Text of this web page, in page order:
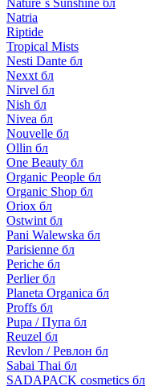
Nature`s Sunshine бл
Natria
Riptide
Tropical Mists
Nesti Dante бл
Nexxt бл
Nirvel бл
Nish бл
Nivea бл
Nouvelle бл
Ollin бл
One Beauty бл
Organic People бл
Organic Shop бл
Oriox бл
Ostwint бл
Pani Walewska бл
Parisienne бл
Periche бл
Perlier бл
Planeta Organica бл
Proffs бл
Pupa / Пупа бл
Reuzel бл
Revlon / Ревлон бл
Sabai Thai бл
SADAPACK cosmetics бл